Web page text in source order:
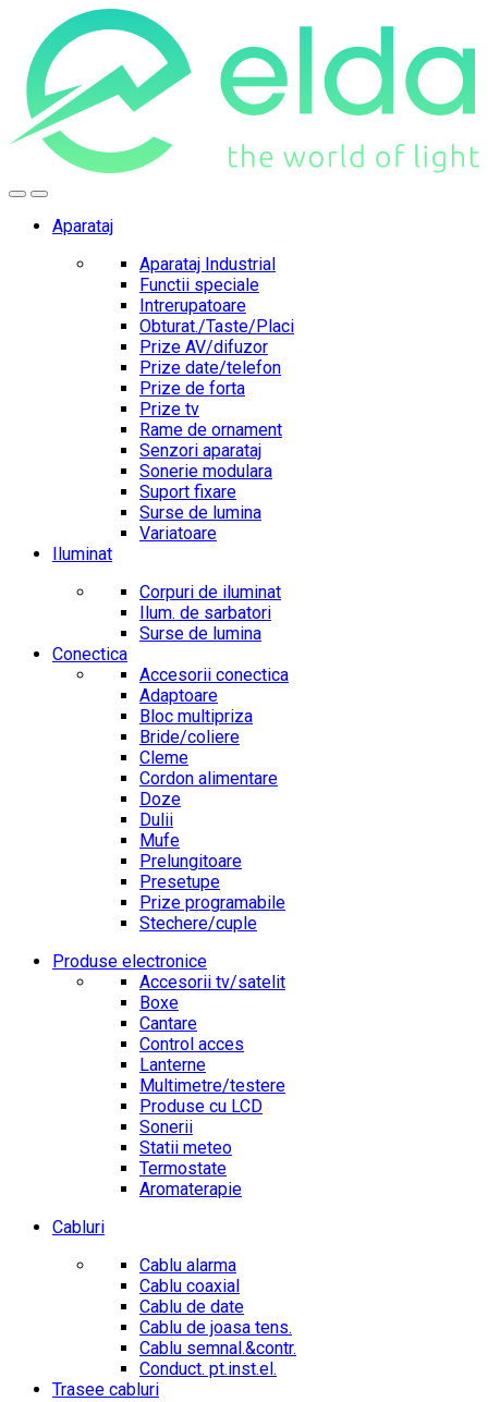
navigation
content
Aparataj
Aparataj Industrial
Functii speciale
Intrerupatoare
Obturat./Taste/Placi
Prize AV/difuzor
Prize date/telefon
Prize de forta
Prize tv
Rame de ornament
Senzori aparataj
Sonerie modulara
Suport fixare
Surse de lumina
Variatoare
Iluminat
Corpuri de iluminat
Ilum. de sarbatori
Surse de lumina
Conectica
Accesorii conectica
Adaptoare
Bloc multipriza
Bride/coliere
Cleme
Cordon alimentare
Doze
Dulii
Mufe
Prelungitoare
Presetupe
Prize programabile
Stechere/cuple
Produse electronice
Accesorii tv/satelit
Boxe
Cantare
Control acces
Lanterne
Multimetre/testere
Produse cu LCD
Sonerii
Statii meteo
Termostate
Aromaterapie
Cabluri
Cablu alarma
Cablu coaxial
Cablu de date
Cablu de joasa tens.
Cablu semnal.&contr.
Conduct. pt.inst.el.
Trasee cabluri